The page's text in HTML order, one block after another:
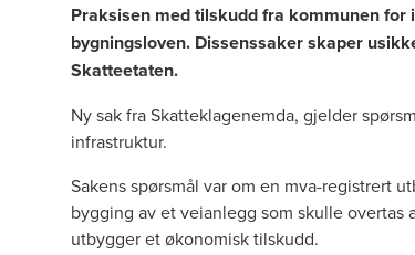
Praksisen med tilskudd fra kommunen
bygningsloven. Dissenssaker skaper
Skatteetaten.
Nysak fra Skatteklagenemda, gjelder
infrastruktur.
Sakens spørsmål var om en mva-registrert
bygging av et veianlegg som skulle
utbygger et økonomisk tilskudd.